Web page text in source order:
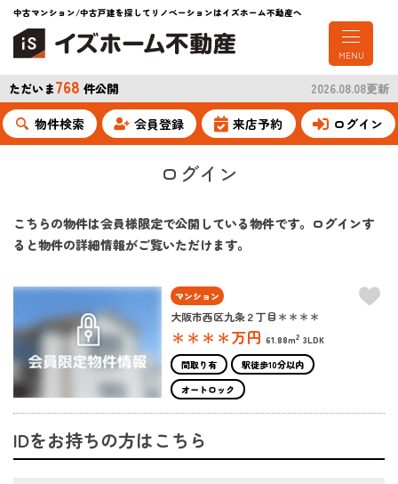
中古マンション/中古戸建を探してリノベーションはイズホーム不動産へ
MENU
ただいま768 件公開 2026.08.08更新
物件検索 会員登録 来店予約 ログイン
ログイン
こちらの物件は会員様限定で公開している物件です。ログインす
ると物件の詳細情報がご覧いただけます。
マンション
大阪市西区九条２丁目＊＊＊＊
＊＊＊＊万円 61.88m2 3LDK
間取り有
駅徒歩10分以内
オートロック
IDをお持ちの方はこちら